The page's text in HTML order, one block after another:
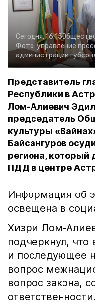
Сегодня, 16:15
Фото: управление
администрации
Представитель
Республики в
Лом-Алиевич
председатель
культуры
Байсангуров
региона, который
ПДД в центре
Информация об
освещена в
Хизри Лом-
подчеркнул,
и последующее
вопрос
вопрос закона,